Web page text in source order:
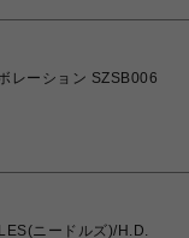
レーション SZSB006
ニードルズ)/H.D.